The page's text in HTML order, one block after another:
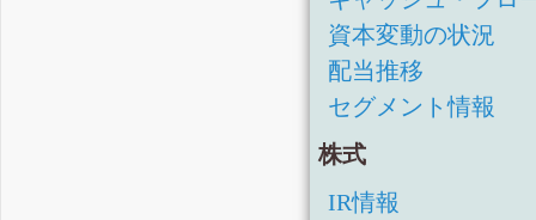
資本変動の状況
配当推移
セグメント情報
株式
IR情報